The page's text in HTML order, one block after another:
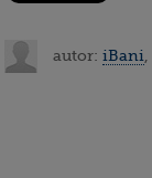
autor: iBani